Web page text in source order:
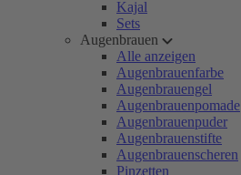
Kajal
Sets
Augenbrauen
Alle anzeigen
Augenbrauenfarbe
Augenbrauengel
Augenbrauenpomade
Augenbrauenpuder
Augenbrauenstifte
Augenbrauenscheren
Pinzetten